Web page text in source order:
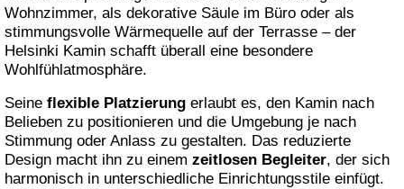
Wohnzimmer, als dekorative Säule im Büro oder als
stimmungsvolle Wärmequelle auf der Terrasse – der
Helsinki Kamin schafft überall eine besondere
Wohlfühlatmosphäre.
Seine flexible Platzierung erlaubt es, den Kamin nach
Belieben zu positionieren und die Umgebung je nach
Stimmung oder Anlass zu gestalten. Das reduzierte
Design macht ihn zu einem zeitlosen Begleiter, der sich
harmonisch in unterschiedliche Einrichtungsstile einfügt.